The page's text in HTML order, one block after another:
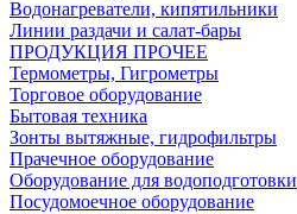
Водонагреватели, кипятильники
Линии раздачи и салат-бары
ПРОДУКЦИЯ ПРОЧЕЕ
Термометры, Гигрометры
Торговое оборудование
Бытовая техника
Зонты вытяжные, гидрофильтры
Прачечное оборудование
Оборудование для водоподготовки
Посудомоечное оборудование